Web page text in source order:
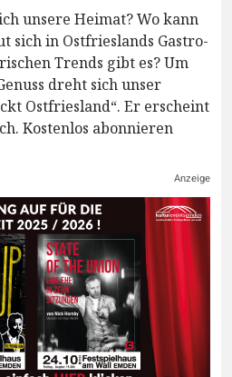
unsere Heimat? Wo kann
sich in Ostfrieslands Gastro-
Trends gibt es? Um
dreht sich unser
Ostfriesland“. Er erscheint
Kostenlos abonnieren
Anzeige